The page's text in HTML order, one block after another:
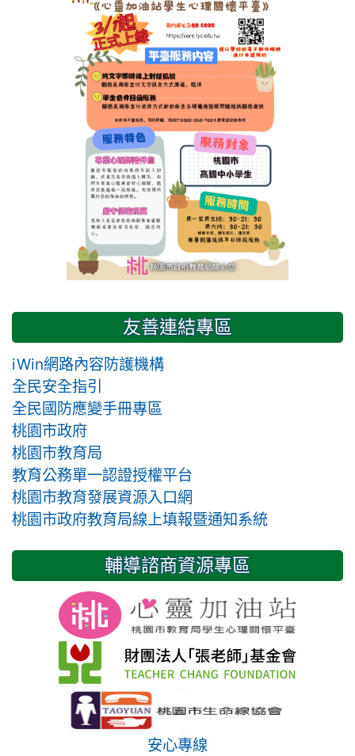
友善連結專區
iWin網路內容防護機構
全民安全指引
全民國防應變手冊專區
桃園市政府
桃園市教育局
教育公務單一認證授權平台
桃園市教育發展資源入口網
桃園市政府教育局線上填報暨通知系統
輔導諮商資源專區
安心專線